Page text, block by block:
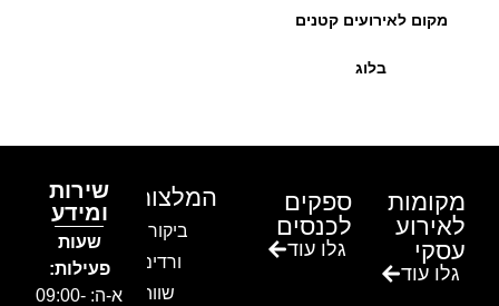
מקום לאירועים קטנים
בלוג
מקומות
לאירוע
עסקי
גלו עוד
ספקים
לכנסים
גלו עוד
המלצות
ביקור בגן
ורדים –
שווה!!
שירות
ומידע
שעות
פעילות:
א-ה: 09:00-